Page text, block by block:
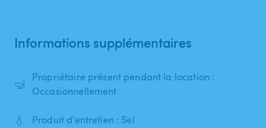
Informations supplémentaires
🤿
Propriétaire présent pendant la location :
Occasionnellement
💧 Produit d'entretien : Sel